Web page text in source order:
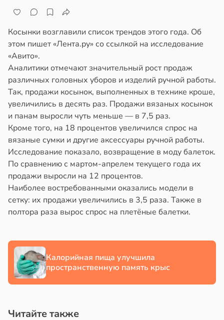
в 21:42
Косынки возглавили список трендов этого года. Об
этом пишет «Лента.ру» со ссылкой на исследование
«Авито».
Аналитики отмечают значительный рост продаж
различных головных уборов и изделий ручной работы.
Так, продажи косынок, выполненных в технике кроше,
увеличились в десять раз. Продажи вязаных косынок
и панам выросли чуть меньше — в 7,5 раз.
Кроме того, на 18 процентов увеличился спрос на
вязаные сумки и другие аксессуары ручной работы.
Исследование показало, возвращение в моду балеток.
По сравнению с мартом-апрелем текущего года их
продажи выросли на 12 процентов.
Наиболее востребованными оказались модели в
сетку: их продажи увеличились в 3,5 раза. Также в
полтора раза вырос спрос на плетёные балетки.
Калорийная пища улучшила
пространственную память крыс
Читайте также
20:54
20:49